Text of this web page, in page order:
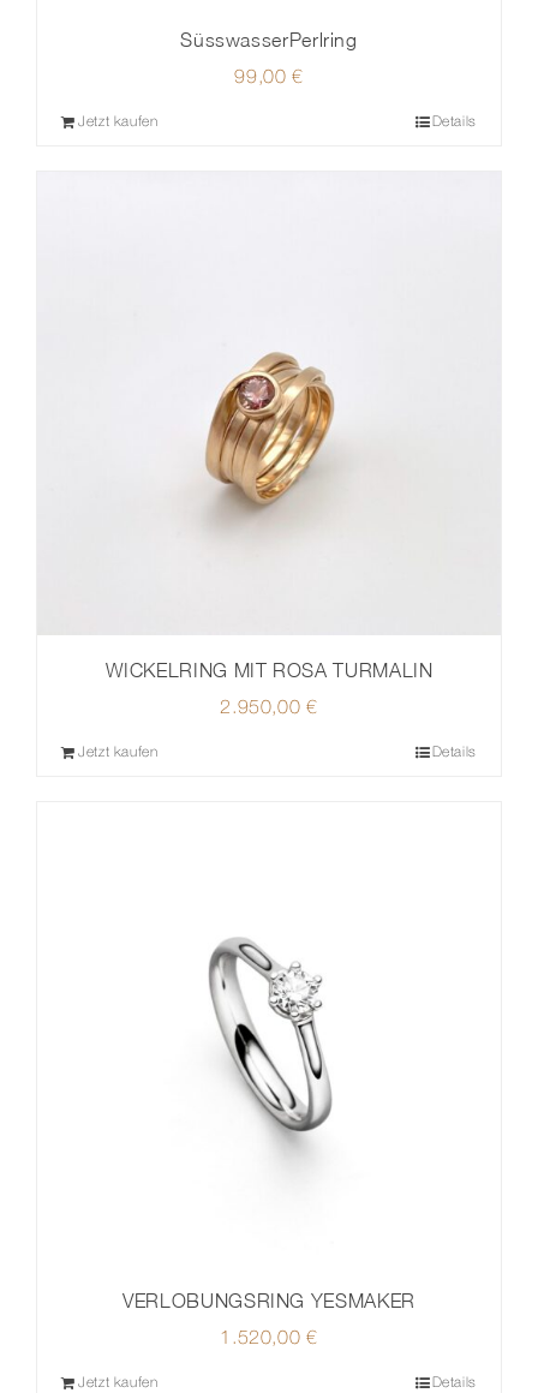
SüsswasserPerlring
99,00€
Jetzt kaufen Details
WICKELRING MIT ROSA TURMALIN
2.950,00€
Jetzt kaufen Details
VERLOBUNGSRING YESMAKER
1.520,00€
Jetzt kaufen Details